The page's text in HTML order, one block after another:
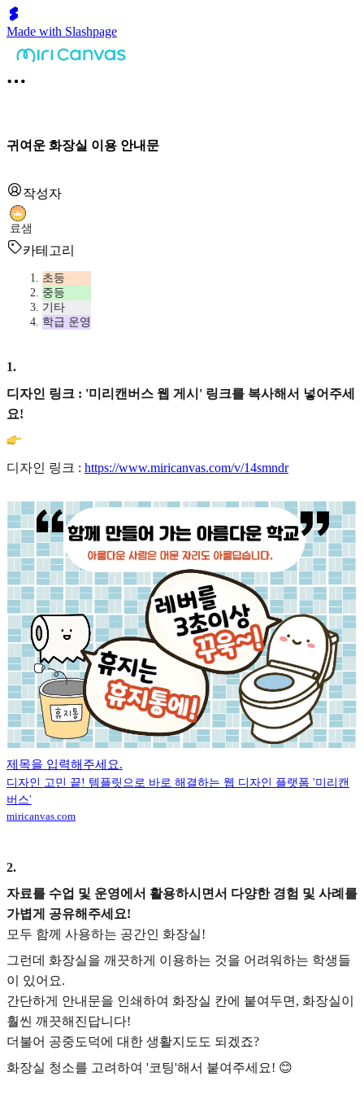
Made with Slashpage
귀여운 화장실 이용 안내문
작성자
료샘
카테고리
초등
중등
기타
학급 운영
1.
디자인 링크 : '미리캔버스 웹 게시' 링크를 복사해서 넣어주세
요!
디자인 링크 : https://www.miricanvas.com/v/14smndr
제목을 입력해주세요.
디자인 고민 끝! 템플릿으로 바로 해결하는 웹 디자인 플랫폼 '미리캔
버스'
miricanvas.com
2.
자료를 수업 및 운영에서 활용하시면서 다양한 경험 및 사례를
가볍게 공유해주세요!
모두 함께 사용하는 공간인 화장실!
그런데 화장실을 깨끗하게 이용하는 것을 어려워하는 학생들
이 있어요.
간단하게 안내문을 인쇄하여 화장실 칸에 붙여두면, 화장실이
훨씬 깨끗해진답니다!
더불어 공중도덕에 대한 생활지도도 되겠죠?
화장실 청소를 고려하여 '코팅'해서 붙여주세요! 😊